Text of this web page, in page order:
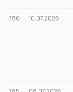
786 10.07.2026